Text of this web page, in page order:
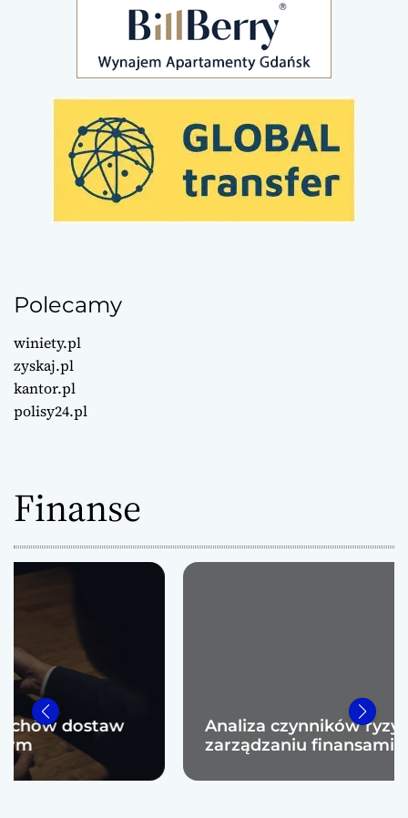
Polecamy
winiety.pl
zyskaj.pl
kantor.pl
polisy24.pl
Finanse
Analiza czynników ryzyka w
zarządzaniu finansami przedsiębiorstw